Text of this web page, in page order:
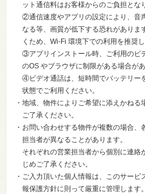
ット通信料はお客様からのご負担とな
②通信速度やアプリの設定により、音
なる等、画質が低下する恐れがありま
くため、Wi-Fi 環境下での利用を推奨し
③アプリインストール時、ご利用のビ
のOS やブラウザに制限がある場合があ
④ビデオ通話は、短時間でバッテリー
状態でご利用ください。
・地域、物件によりご希望に添えかね
ご了承ください。
・お問い合わせする物件が複数の場合
担当者が異なることがあります。
それぞれの営業担当者から個別に連絡
じめご了承ください。
・ご入力頂いた個人情報は、このサー
報保護方針に則って厳重に管理します。